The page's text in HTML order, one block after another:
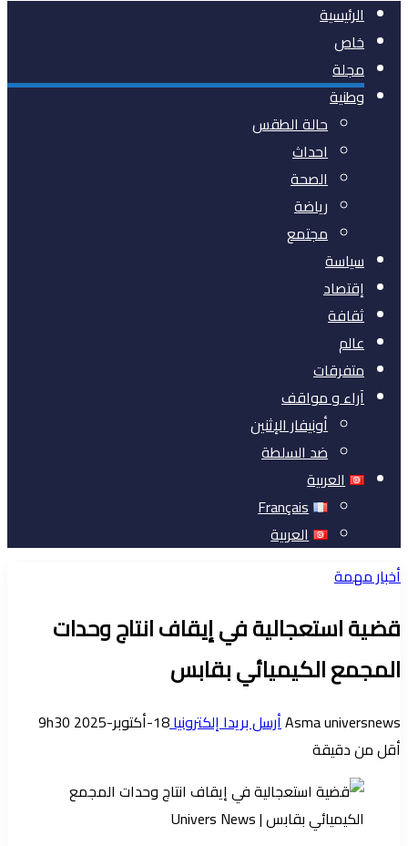
الرئيسية
خاص
مجلة
وطنية
حالة الطقس
احداث
الصحة
رياضة
مجتمع
سياسة
إقتصاد
ثقافة
عالم
متفرقات
آراء و مواقف
أونيفار الإثنين
ضد السلطة
العربية
Français
العربية
أخبار مهمة
قضية استعجالية في إيقاف انتاج وحدات
المجمع الكيميائي بقابس
Asma universnewsأرسل بريدا إلكترونيا18-أكتوبر-2025 9h30
أقل من دقيقة